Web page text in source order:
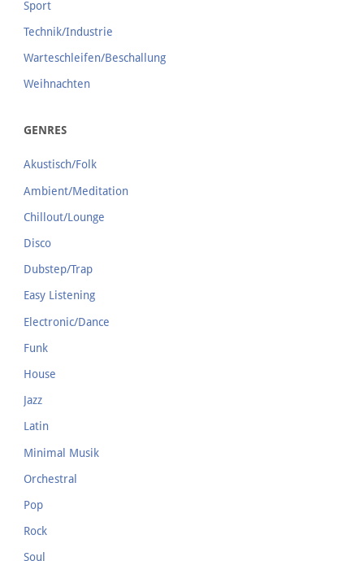
Sport
Technik/Industrie
Warteschleifen/Beschallung
Weihnachten
GENRES
Akustisch/Folk
Ambient/Meditation
Chillout/Lounge
Disco
Dubstep/Trap
Easy Listening
Electronic/Dance
Funk
House
Jazz
Latin
Minimal Musik
Orchestral
Pop
Rock
Soul